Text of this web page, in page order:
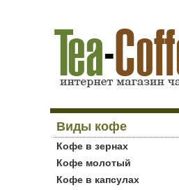
Виды кофе
Кофе в зернах
Кофе молотый
Кофе в капсулах